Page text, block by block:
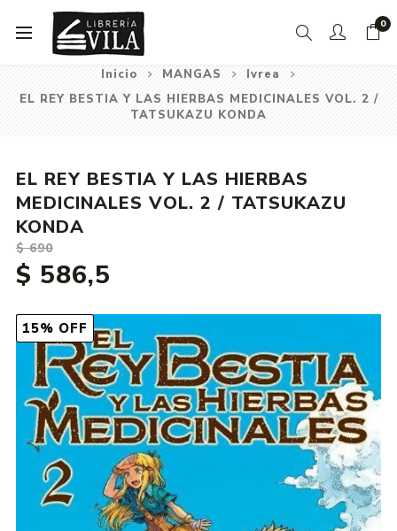
0
Inicio MANGAS
Ivrea
EL REY BESTIA Y LAS HIERBAS MEDICINALES VOL. 2 /
TATSUKAZU KONDA
15% OFF
EL REY BESTIA Y LAS HIERBAS
MEDICINALES VOL. 2 / TATSUKAZU
KONDA
$ 690
$ 586,5